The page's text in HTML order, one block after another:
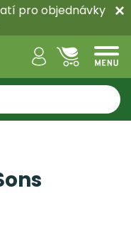
pro objednávky